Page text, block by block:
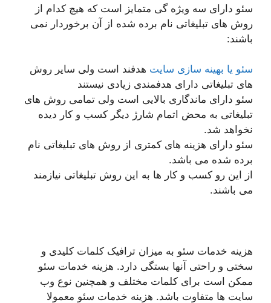
سئو دارای سه ویژه گی متمایز است که هیچ کدام از
روش های تبلیغاتی نام برده شده از آن برخوردار نمی
باشند:
سئو یا بهینه سازی سایت هدفند است ولی سایر روش
های تبلیغاتی دارای هدفمندی زیادی نیستند
سئو دارای ماندگاری بالایی است ولی تمامی روش های
تبلیغاتی به محض اتمام شارژ دیگر کسب و کار دیده
نخواهد شد.
سئو دارای هزینه های کمتری از روش های تبلیغاتی نام
برده شده می باشد.
از این رو کسب و کار ها به این روش تبلیغاتی نیازمند
می باشند.
هزینه خدمات سئو به میزان ترافیک کلمات کلیدی و
سختی و راحتی آنها بستگی دارد. هزینه خدمات سئو
ممکن است برای کلمات مختلف و همچنین نوع وب
سایت ها متفاوت باشد. هزینه خدمات سئو معمولا